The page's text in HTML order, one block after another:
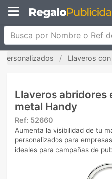
Busca por Nombre o Ref
personalizados Llaveros
Llaveros abridores
metal Handy
Ref: 52660
Aumenta la visibilidad de tu
personalizados para
ideales para campañas de